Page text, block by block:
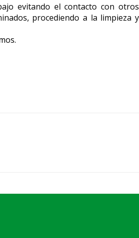
evitando el contacto con otros
procediendo a la limpieza y